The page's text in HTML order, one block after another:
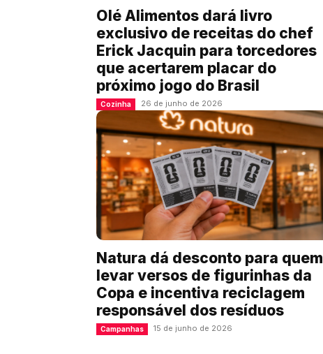
Olé Alimentos dará livro
exclusivo de receitas do chef
Erick Jacquin para torcedores
que acertarem placar do
próximo jogo do Brasil
Cozinha 26 de junho de 2026
Natura dá desconto para quem
levar versos de figurinhas da
Copa e incentiva reciclagem
responsável dos resíduos
Campanhas 15 de junho de 2026